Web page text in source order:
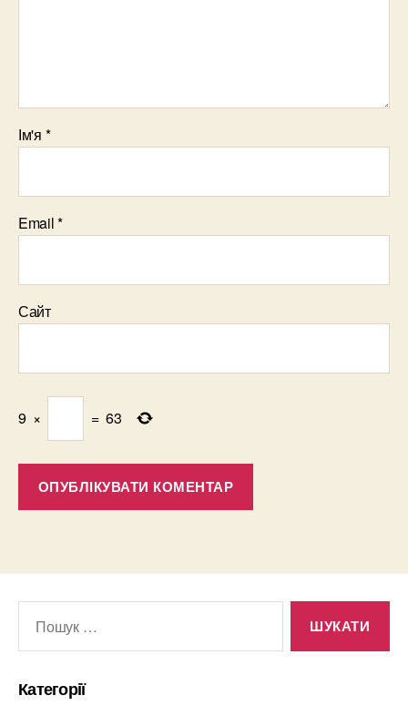
Ім'я *
Email*
Сайт
9 × = 63
Категорії